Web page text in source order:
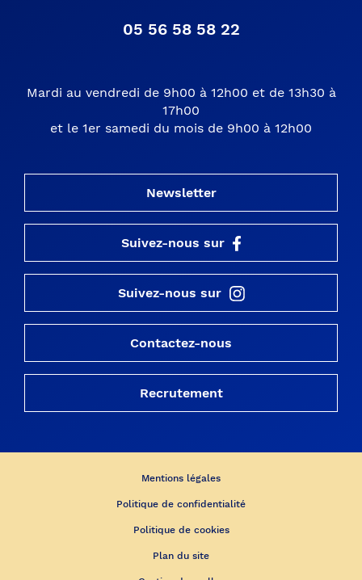
05 56 58 58 22
Mardi au vendredi de 9h00 à 12h00 et de 13h30 à
17h00
et le 1er samedi du mois de 9h00 à 12h00
Newsletter
Suivez-nous sur
Suivez-nous sur
Contactez-nous
Recrutement
Mentions légales
Politique de confidentialité
Politique de cookies
Plan du site